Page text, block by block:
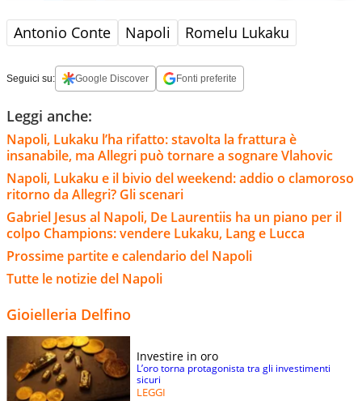
Antonio Conte Napoli Romelu Lukaku
Seguici su: Google Discover Fonti preferite
Leggi anche:
Napoli, Lukaku l’ha rifatto: stavolta la frattura è
insanabile, ma Allegri può tornare a sognare Vlahovic
Napoli, Lukaku e il bivio del weekend: addio o clamoroso
ritorno da Allegri? Gli scenari
Gabriel Jesus al Napoli, De Laurentiis ha un piano per il
colpo Champions: vendere Lukaku, Lang e Lucca
Prossime partite e calendario del Napoli
Tutte le notizie del Napoli
Gioielleria Delfino
Investire in oro
L’oro torna protagonista tra gli investimenti
sicuri
LEGGI